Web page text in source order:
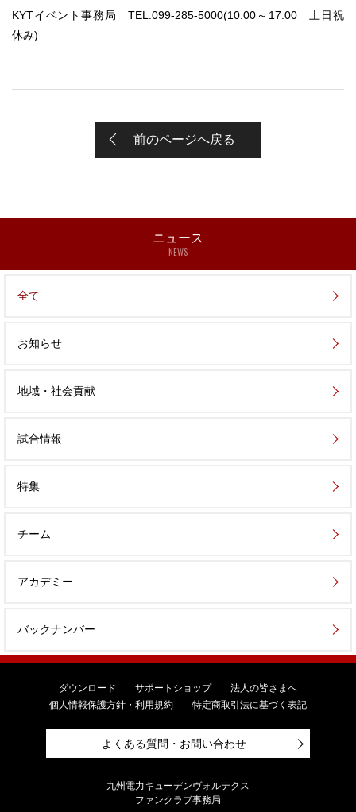
KYTイベント事務局 TEL.099-285-5000(10:00～17:00 土日祝
休み)
前のページへ戻る
ニュース
NEWS
全て
お知らせ
地域・社会貢献
試合情報
特集
チーム
アカデミー
バックナンバー
ダウンロード サポートショップ
法人の皆さまへ
個人情報保護方針・利用規約
特定商取引法に基づく表記
よくある質問・お問い合わせ
九州電力キューデンヴォルテクス
ファンクラブ事務局